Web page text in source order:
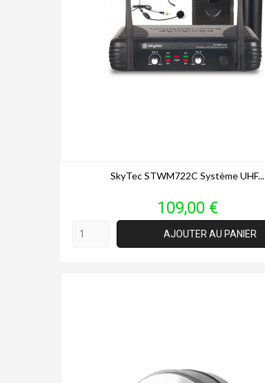
SkyTec STWM722C Système UHF...
Prix
109,00 €
AJOUTER AU PANIER